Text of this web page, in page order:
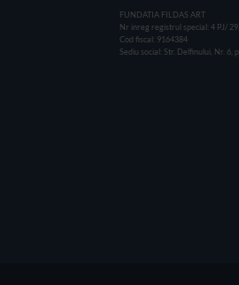
FUNDATIA FILDAS ART
Nr inreg registrul special: 4 PJ/
Cod fiscal: 9164384
Sediu social: Str. Delfinului, Nr. 6,